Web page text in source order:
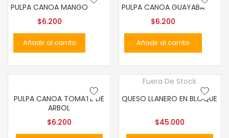
PULPA CANOA MANGO
$6.200
Añadir al carrito
PULPA CANOA GUAYABA
$6.200
Añadir al carrito
PULPA CANOA TOMATE DE
ARBOL
$6.200
Fuera De Stock
QUESO LLANERO EN BLOQUE
$45.000